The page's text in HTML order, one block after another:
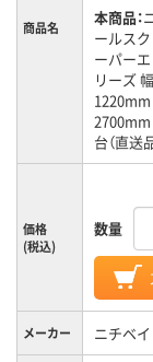
商品名 本商品：
ールス
ーパー
リーズ 幅
2700mm
台（直送
価格
(税込)
数量
メーカー ニチベイ